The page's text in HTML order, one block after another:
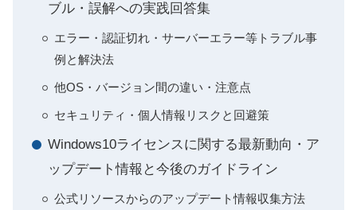
ブル・誤解への実践回答集
エラー・認証切れ・サーバーエラー等トラブル事
例と解決法
他OS・バージョン間の違い・注意点
セキュリティ・個人情報リスクと回避策
Windows10ライセンスに関する最新動向・ア
ップデート情報と今後のガイドライン
公式リソースからのアップデート情報収集方法